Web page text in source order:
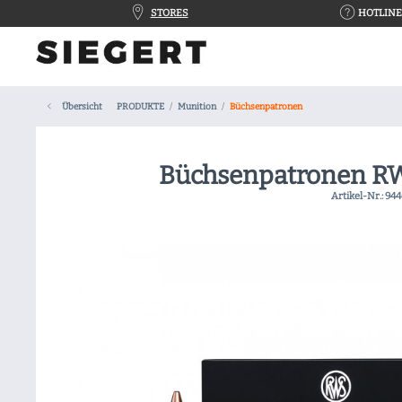
STORES
Übersicht PRODUKTE Munition Büchsenpatronen
Büchsenpatronen
Artikel-Nr.: